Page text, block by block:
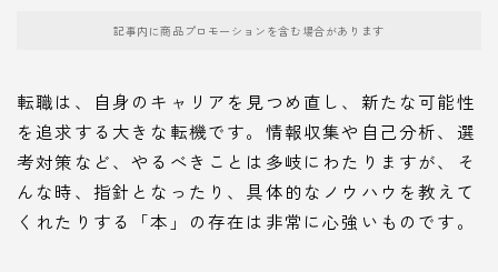
記事内に商品プロモーションを含む場合があります
転職は、自身のキャリアを見つめ直し、新たな可能性
を追求する大きな転機です。情報収集や自己分析、選
考対策など、やるべきことは多岐にわたりますが、そ
んな時、指針となったり、具体的なノウハウを教えて
くれたりする「本」の存在は非常に心強いものです。